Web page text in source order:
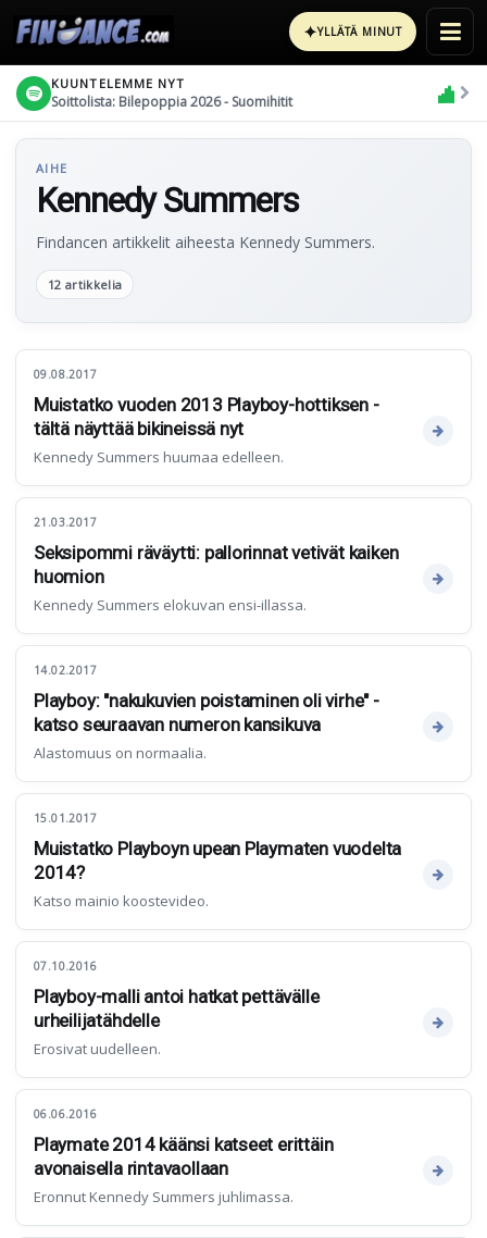
✦YLLÄTÄ MINUT
KUUNTELEMME NYT
Soittolista: Bilepoppia 2026 - Suomihitit
AIHE
Kennedy Summers
Findancen artikkelit aiheesta Kennedy Summers.
12 artikkelia
09.08.2017
Muistatko vuoden 2013 Playboy-hottiksen -
tältä näyttää bikineissä nyt
Kennedy Summers huumaa edelleen.
21.03.2017
Seksipommi räväytti: pallorinnat vetivät kaiken
huomion
Kennedy Summers elokuvan ensi-illassa.
14.02.2017
Playboy: "nakukuvien poistaminen oli virhe" -
katso seuraavan numeron kansikuva
Alastomuus on normaalia.
15.01.2017
Muistatko Playboyn upean Playmaten vuodelta
2014?
Katso mainio koostevideo.
07.10.2016
Playboy-malli antoi hatkat pettävälle
urheilijatähdelle
Erosivat uudelleen.
06.06.2016
Playmate 2014 käänsi katseet erittäin
avonaisella rintavaollaan
Eronnut Kennedy Summers juhlimassa.